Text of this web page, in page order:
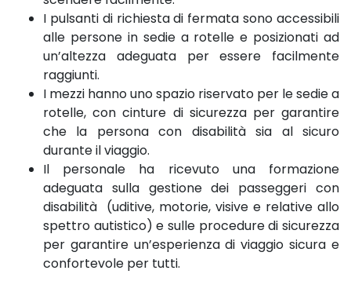
I pulsanti di richiesta di fermata sono accessibili
alle persone in sedie a rotelle e posizionati ad
un’altezza adeguata per essere facilmente
raggiunti.
I mezzi hanno uno spazio riservato per le sedie a
rotelle, con cinture di sicurezza per garantire
che la persona con disabilità sia al sicuro
durante il viaggio.
Il personale ha ricevuto una formazione
adeguata sulla gestione dei passeggeri con
disabilità (uditive, motorie, visive e relative allo
spettro autistico) e sulle procedure di sicurezza
per garantire un’esperienza di viaggio sicura e
confortevole per tutti.